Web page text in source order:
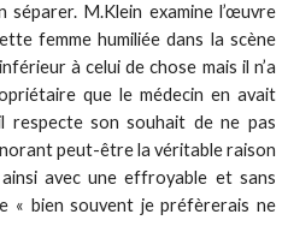
séparer. M.Klein examine l’œuvre
femme humiliée dans la scène
à celui de chose mais il n’a
que le médecin en avait
respecte son souhait de ne pas
peut-être la véritable raison
avec une effroyable et sans
« bien souvent je préfèrerais ne